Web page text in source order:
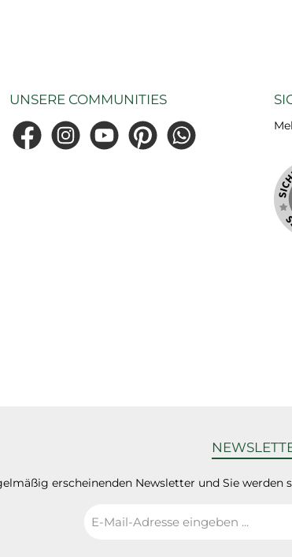
UNSERE COMMUNITIES
FacebookInstagramYouTubePinterestWhatsApp
erscheinenden Newsletter und Sie
Mail-